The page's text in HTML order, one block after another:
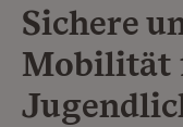
Sichere
Mobilität